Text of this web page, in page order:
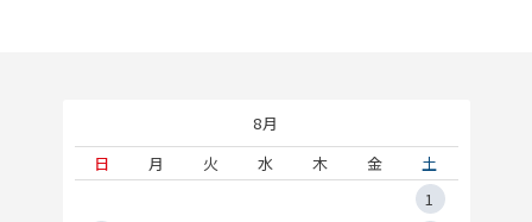
8月
日
月 火 水 木 金
土
1